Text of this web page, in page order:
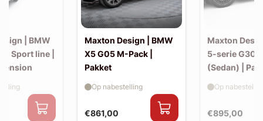
| BMW
Sport line |
Maxton Design | BMW
X5 G05 M-Pack |
Pakket
€861,00
Op nabestelling
Maxton
5-serie G30
(Sedan) |
€895,00
Op